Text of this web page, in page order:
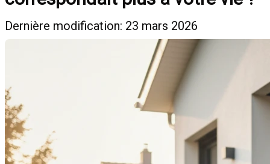
Dernière modification: 23 mars 2026